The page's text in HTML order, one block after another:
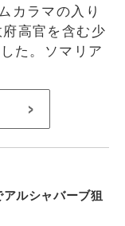
カラマの入り
高官を含む少
た。ソマリア
>
ルシャバーブ狙